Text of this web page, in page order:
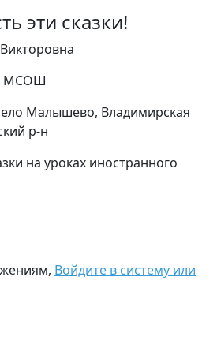
эти сказки!
МСОШ
Малышево, Владимирская
р-н
на уроках иностранного
Войдите в систему или